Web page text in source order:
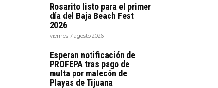
Rosarito listo para el primer
día del Baja Beach Fest
2026
viernes 7 agosto 2026
Esperan notificación de
PROFEPA tras pago de
multa por malecón de
Playas de Tijuana